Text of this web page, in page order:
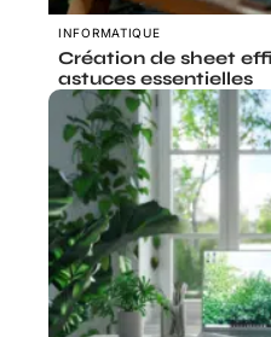
INFORMATIQUE
Création de sheet
astuces essentielles